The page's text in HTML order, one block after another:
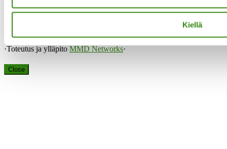
Kiellä
·Toteutus ja ylläpito MMD Networks·
Close